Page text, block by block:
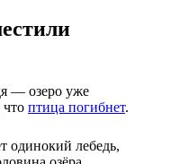
— озеро уже
что птица погибнет.
одинокий лебедь,